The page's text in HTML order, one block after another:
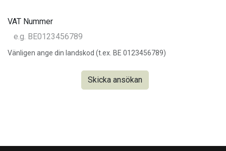
VAT Nummer
Vänligen ange din landskod (t.ex. BE 0123456789)
Skicka ansökan